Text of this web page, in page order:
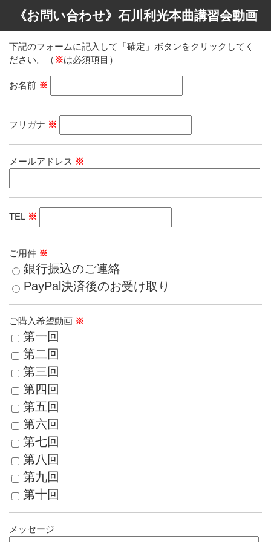
《お問い合わせ》石川利光本曲講習会動画
下記のフォームに記入して「確定」ボタンをクリックしてく
ださい。（ ※は必須項目）
お名前 ※
フリガナ ※
メールアドレス ※
TEL ※
ご用件 ※
銀行振込のご連絡
PayPal決済後のお受け取り
ご購入希望動画 ※
第一回
第二回
第三回
第四回
第五回
第六回
第七回
第八回
第九回
第十回
メッセージ